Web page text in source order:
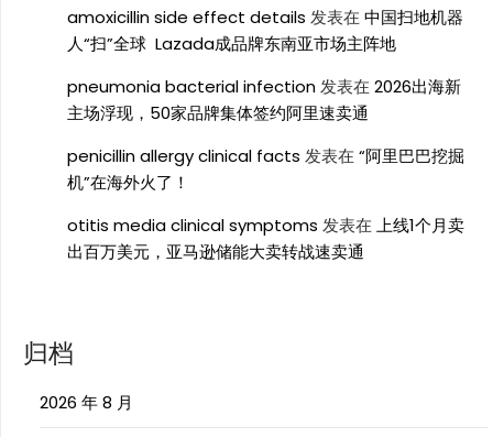
amoxicillin side effect details 发表在 中国扫地机器
人“扫”全球 Lazada成品牌东南亚市场主阵地
pneumonia bacterial infection发表在 2026出海新
主场浮现，50家品牌集体签约阿里速卖通
penicillin allergy clinical facts 发表在 “阿里巴巴挖掘
机”在海外火了！
otitis media clinical symptoms 发表在 上线1个月卖
出百万美元，亚马逊储能大卖转战速卖通
归档
2026 年 8 月